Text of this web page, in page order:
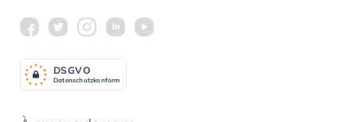
Datenschutzkonform
DSGVO